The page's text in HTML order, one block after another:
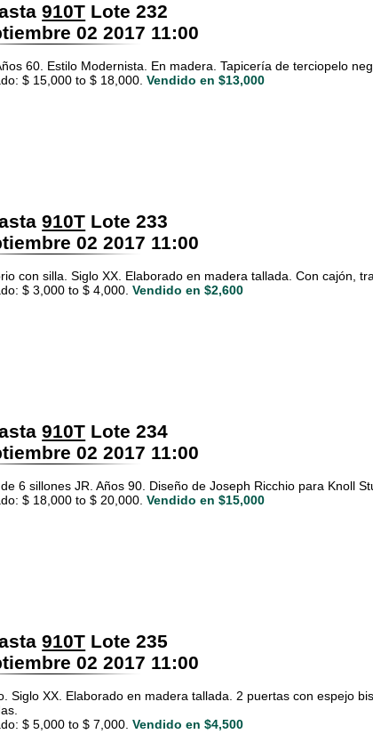
910T Lote 232
02 2017 11:00
60. Estilo Modernista. En madera. Tapicería de terciopelo
$ 15,000 to $ 18,000. Vendido en $13,000
910T Lote 233
02 2017 11:00
con silla. Siglo XX. Elaborado en madera tallada. Con cajón,
$ 3,000 to $ 4,000. Vendido en $2,600
910T Lote 234
02 2017 11:00
6 sillones JR. Años 90. Diseño de Joseph Ricchio para Knoll
$ 18,000 to $ 20,000. Vendido en $15,000
910T Lote 235
02 2017 11:00
Siglo XX. Elaborado en madera tallada. 2 puertas con espejo
$ 5,000 to $ 7,000. Vendido en $4,500